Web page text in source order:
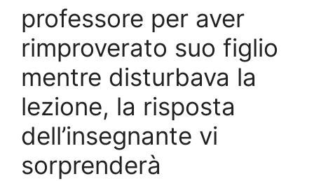
professore per aver
rimproverato suo figlio
mentre disturbava la
lezione, la risposta
dell’insegnante vi
sorprenderà